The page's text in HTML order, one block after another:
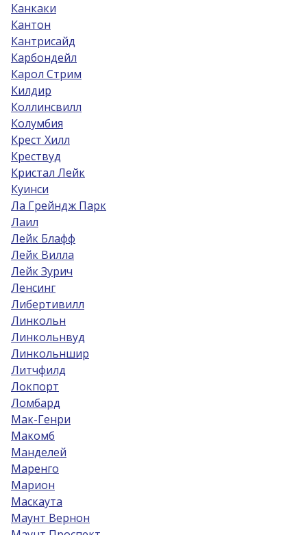
Канкаки
Кантон
Кантрисайд
Карбондейл
Карол Стрим
Килдир
Коллинсвилл
Колумбия
Крест Хилл
Крествуд
Кристал Лейк
Куинси
Ла Грейндж Парк
Лаил
Лейк Блафф
Лейк Вилла
Лейк Зурич
Ленсинг
Либертивилл
Линкольн
Линкольнвуд
Линкольншир
Литчфилд
Локпорт
Ломбард
Мак-Генри
Макомб
Манделей
Маренго
Марион
Маскаута
Маунт Вернон